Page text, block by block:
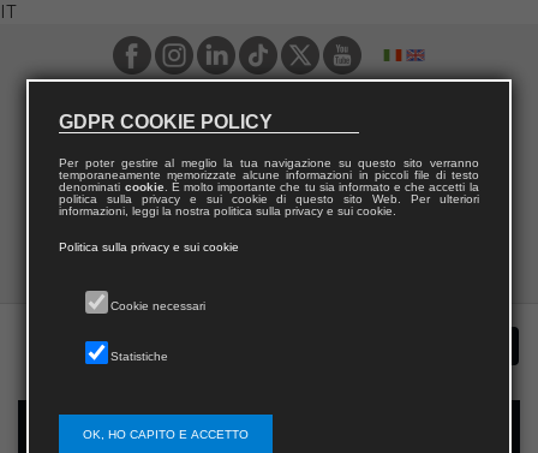
IT
Registrazione nuovo utente per acquisti sul sito
GDPR COOKIE POLICY
Per poter gestire al meglio la tua navigazione su questo sito verranno
temporaneamente memorizzate alcune informazioni in piccoli file di testo
denominati cookie. È molto importante che tu sia informato e che accetti la
politica sulla privacy e sui cookie di questo sito Web. Per ulteriori
informazioni, leggi la nostra politica sulla privacy e sui cookie.
Politica sulla privacy e sui cookie
Cookie necessari
Statistiche
OK, HO CAPITO E ACCETTO